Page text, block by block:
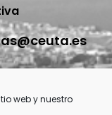
web y nuestro